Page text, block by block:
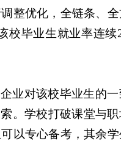
整优化，全链条、
校毕业生就业率连续
业对该校毕业生的
。学校打破课堂与职
以专心备考，其余